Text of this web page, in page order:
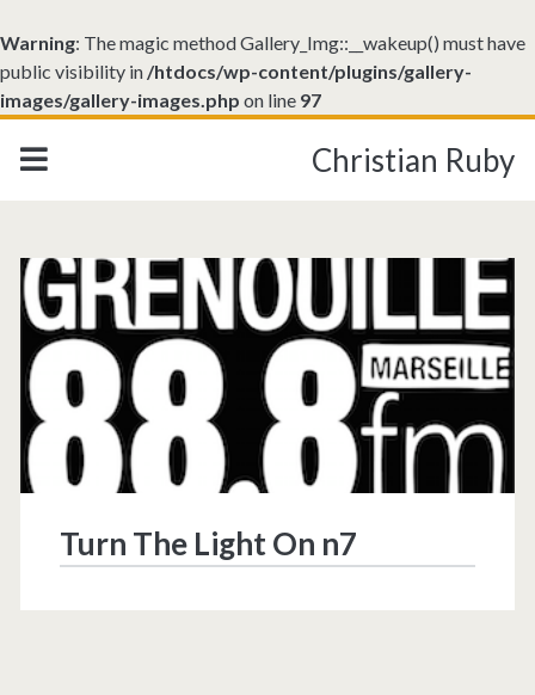
Warning: The magic method Gallery_Img::__wakeup() must have
public visibility in /htdocs/wp-content/plugins/gallery-
images/gallery-images.php on line 97
Christian Ruby
Étiquette :
<span>light</span>
Turn The Light On n7